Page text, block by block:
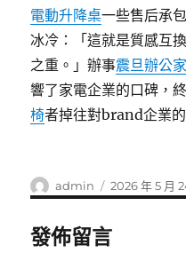
電動升降桌一些售后承
冰冷：「這就是質感互
之重。」辦事震旦辦公
響了家電企業的口碑，
椅者掉往對brand企業的
作
者
admin
發
佈
2026 年 5 月
發佈留言